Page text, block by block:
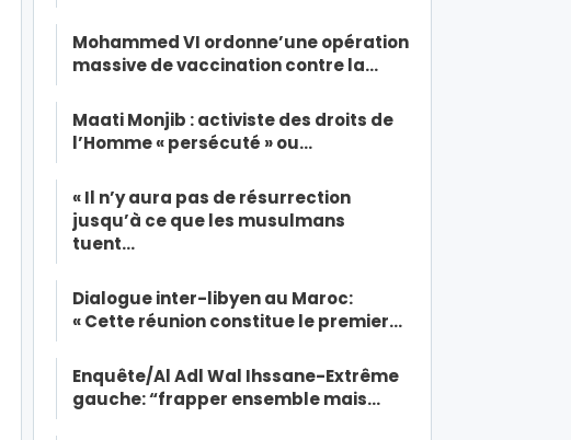
Mohammed VI ordonne’une opération
massive de vaccination contre la…
Maati Monjib : activiste des droits de
l’Homme « persécuté » ou…
« Il n’y aura pas de résurrection
jusqu’à ce que les musulmans
tuent…
Dialogue inter-libyen au Maroc:
« Cette réunion constitue le premier…
Enquête/Al Adl Wal Ihssane-Extrême
gauche: “frapper ensemble mais…